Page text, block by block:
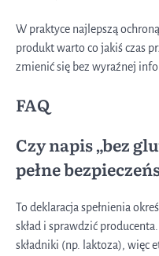
W praktyce najlepszą
produkt warto co jakiś czas
zmienić się bez wyraźnej
FAQ
Czy napis „bez
pełne
To deklaracja spełnienia
skład i sprawdzić
składniki (np. laktoza), więc